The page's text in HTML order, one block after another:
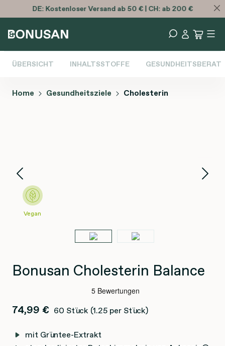
DE: KostenloserVersand ab 50 € | CH: ab 200 €
ÜBERSICHT INHALTSSTOFFE
Home Gesundheitsziele Cholesterin
Vegan
Bonusan Cholesterin Balance
74,99 € 60 Stück (1.25 per Stück)
mit Grüntee-Extrakt